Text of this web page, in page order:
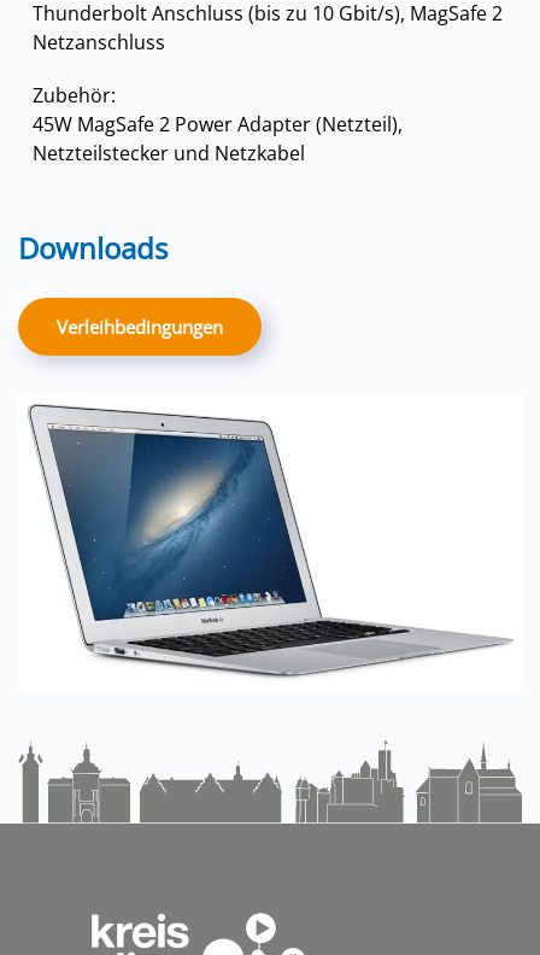
Thunderbolt Anschluss (bis zu 10 Gbit/s), MagSafe 2
Netzanschluss
Zubehör:
45W MagSafe 2 Power Adapter (Netzteil),
Netzteilstecker und Netzkabel
Downloads
Verleihbedingungen